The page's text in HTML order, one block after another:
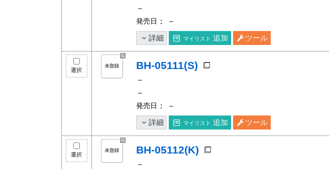
－
発売日 ： －
詳細 マイリスト 追加 ツール
選択 BH-05111(S)
－
－
発売日 ： －
詳細 マイリスト 追加 ツール
選択 BH-05112(K)
－